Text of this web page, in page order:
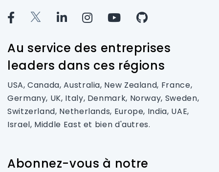
Au service des entreprises
leaders dans ces régions
USA, Canada, Australia, New Zealand, France,
Germany, UK, Italy, Denmark, Norway, Sweden,
Switzerland, Netherlands, Europe, India, UAE,
Israel, Middle East et bien d'autres.
Abonnez-vous à notre